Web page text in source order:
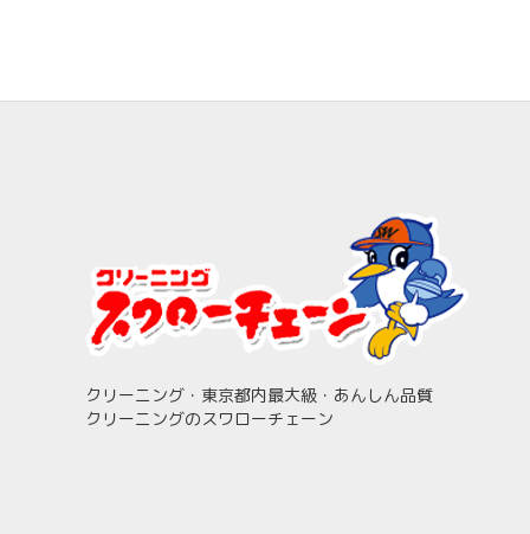
クリーニング・東京都内最大級・あんしん品質
クリーニングのスワローチェーン